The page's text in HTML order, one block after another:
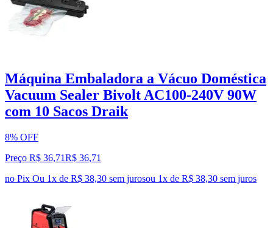
Máquina Embaladora a Vácuo Doméstica
Vacuum Sealer Bivolt AC100-240V 90W
com 10 Sacos Draik
8% OFF
Preço R$ 36,71R$ 36,71
no Pix Ou 1x de R$ 38,30 sem jurosou 1x de R$ 38,30 sem juros